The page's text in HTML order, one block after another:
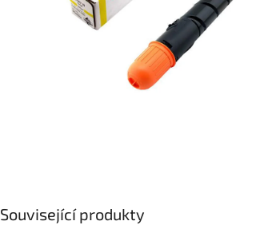
Související produkty